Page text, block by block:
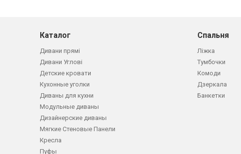
Каталог
Дивани прямі
Дивани Углові
Детские кровати
Кухонные уголки
Диваны для кухни
Модульные диваны
Дизайнерские диваны
Мягкие Стеновые Панели
Кресла
Пуфы
Спальня
Ліжка
Тумбочки
Комоди
Дзеркала
Банкетки